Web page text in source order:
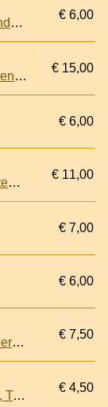
Britparts TR7-8 Shop, Triumph onderdelen voor TR7, TR8, STAG, 2000, 2500, Dolomite, TR7, TR8, TR& 16v Sprint onderdelen catalogus & prijslijst 1997
€ 6,00
Catalogusprijzen van automobielen en motorrijwielen 1939
€ 15,00
€ 6,00
Citroën 2 CV 4 / Dyane 435. Kosten sparen door - waar mogelijk en verantwoord - zélf sleutelen!
€ 11,00
€ 7,00
€ 6,00
De A.N.W.B. De bond voor alle toeristen!
€ 7,50
De MINI Instructieboekje. Saloon, Traveller, Countryman, Van en Pick-Up
€ 4,50